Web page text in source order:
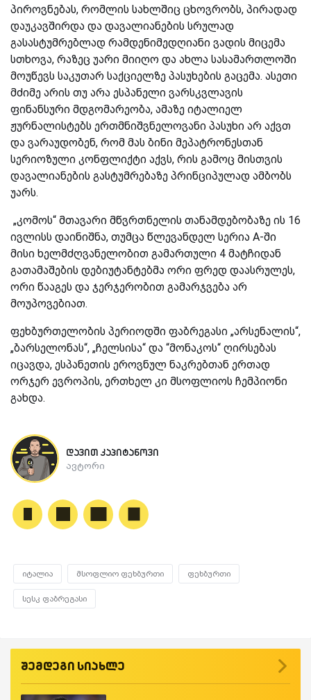
პიროვნებას, რომლის სახლშიც ცხოვრობს, პირადად
დაუკავშირდა და დავალიანების სრულად
გასასტუმრებლად რამდენიმედღიანი ვადის მიცემა
სთხოვა, რაზეც უარი მიიღო და ახლა სასამართლოში
მოუწევს საკუთარ საქციელზე პასუხების გაცემა. ასეთი
მძიმე არის თუ არა ესპანელი ვარსკვლავის
ფინანსური მდგომარეობა, ამაზე იტალიელ
ჟურნალისტებს ერთმნიშვნელოვანი პასუხი არ აქვთ
და ვარაუდობენ, რომ მას ბინი მეპატრონესთან
სერიოზული კონფლიქტი აქვს, რის გამოც მისთვის
დავალიანების გასტუმრებაზე პრინციპულად ამბობს
უარს.
„კომოს“ მთავარი მწვრთნელის თანამდებობაზე ის 16
ივლისს დაინიშნა, თუმცა წლევანდელ სერია A-ში
მისი ხელმძღვანელობით გამართული 4 მატჩიდან
გათამაშების დებიუტანტებმა ორი ფრედ დაასრულეს,
ორი წააგეს და ჯერჯერობით გამარჯვება არ
მოუპოვებიათ.
ფეხბურთელობის პერიოდში ფაბრეგასი „არსენალის“,
„ბარსელონას“, „ჩელსისა“ და “მონაკოს“ ღირსებას
იცავდა, ესპანეთის ეროვნულ ნაკრებთან ერთად
ორჯერ ევროპის, ერთხელ კი მსოფლიოს ჩემპიონი
გახდა.
დავით კაპიტანოვი
ავტორი
იტალია მსოფლიო ფეხბურთი ფეხბურთი
სესკ ფაბრეგასი
შემდეგი სიახლე